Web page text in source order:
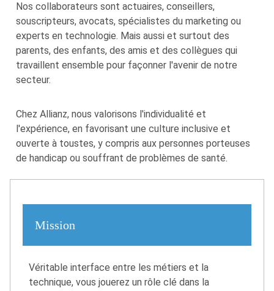
Nos collaborateurs sont actuaires, conseillers,
souscripteurs, avocats, spécialistes du marketing ou
experts en technologie. Mais aussi et surtout des
parents, des enfants, des amis et des collègues qui
travaillent ensemble pour façonner l'avenir de notre
secteur.
Chez Allianz, nous valorisons l'individualité et
l'expérience, en favorisant une culture inclusive et
ouverte à toustes, y compris aux personnes porteuses
de handicap ou souffrant de problèmes de santé.
Mission
Véritable interface entre les métiers et la
technique, vous jouerez un rôle clé dans la